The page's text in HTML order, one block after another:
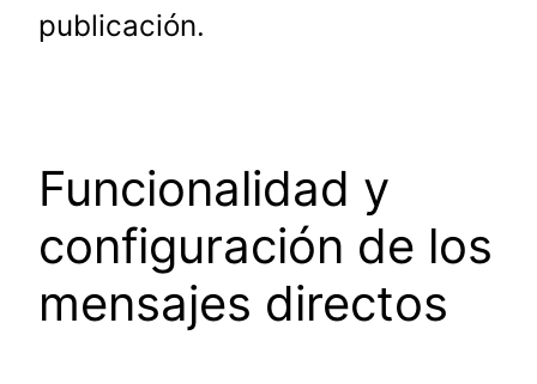
publicación.
Funcionalidad y
configuración de los
mensajes directos